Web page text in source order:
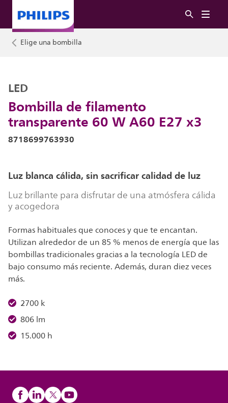
Elige una bombilla
Bombilla de filamento
transparente 60 W A60 E27 x3
LED
8718699763930
Luz blanca cálida, sin sacrificar calidad de luz
Luz brillante para disfrutar de una atmósfera cálida
y acogedora
Formas habituales que conoces y que te encantan.
Utilizan alrededor de un 85 % menos de energía que las
bombillas tradicionales gracias a la tecnología LED de
bajo consumo más reciente. Además, duran diez veces
más.
2700 k
806 lm
15.000 h